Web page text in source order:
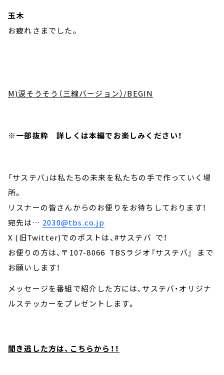
玉木
お疲れさまでした。
M)涙そうそう（三線バージョン）/BEGIN
※一部抜粋 詳しくは本編でお楽しみください！
「サステバ」は私たちの未来を私たちの手で作っていく場
所。
リスナーの皆さんからのお便りをお待ちしております！
宛先は… 2030@tbs.co.jp
X (旧Twitter)でのポストは、#サステバ で！
お便りの方は、〒107-8066 TBSラジオ『サステバ』 まで
お願いします！
メッセージを番組で紹介した方には、サステバ・オリジナ
ルステッカーをプレゼントします。
聞き逃した方は、こちらから！！